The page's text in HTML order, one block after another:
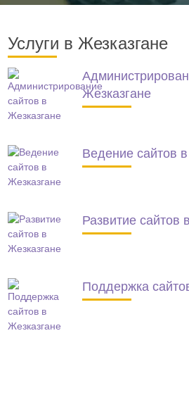
Услуги в Жезказгане
Жезказгане
Ведение сайтов
Развитие сайтов
Поддержка